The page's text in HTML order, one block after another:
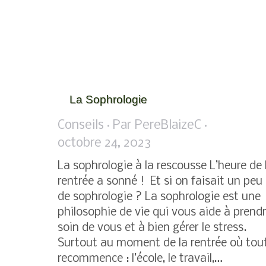
La Sophrologie
Conseils Par PereBlaizeC
octobre 24, 2023
La sophrologie à la rescousse L’heure de
rentrée a sonné ! Et si on faisait un peu
de sophrologie ? La sophrologie est une
philosophie de vie qui vous aide à
soin de vous et à bien gérer le stress.
Surtout au moment de la rentrée où
recommence : l’école, le travail,…